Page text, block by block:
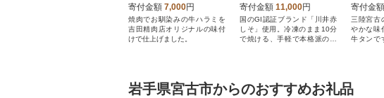
寄付金額 7,000円
焼肉でお馴染みの牛ハラミを
吉田精肉店オリジナルの味付
けで仕上げました。
寄付金額 11,000円
国のGI認証ブランド「川井赤
しそ」使用。冷凍のまま10分
で焼ける、手軽で本格派のご
寄付金額
三陸宮古
やかな味
牛タンで
岩手県宮古市からのおすすめお礼品